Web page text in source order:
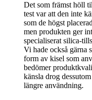
Det som främst höll
test var att den inte
som de högst
men produkten ger
specialiserat silica-
Vi hade också gärna
form av kisel som
bedömer
känsla drog
längre användning.